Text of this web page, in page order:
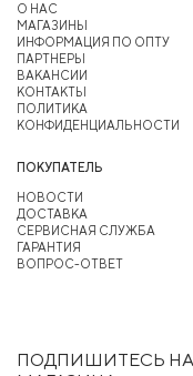
ПОДПИШИТЕСЬ
О НАС
МАГАЗИНЫ
ИНФОРМАЦИЯ ПО ОПТУ
ПАРТНЕРЫ
ВАКАНСИИ
КОНТАКТЫ
ПОЛИТИКА
КОНФИДЕНЦИАЛЬНОСТИ
ПОКУПАТЕЛЬ
НОВОСТИ
ДОСТАВКА
СЕРВИСНАЯ СЛУЖБА
ГАРАНТИЯ
ВОПРОС-ОТВЕТ